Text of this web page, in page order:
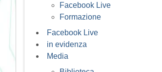
Facebook Live
Formazione
Facebook Live
in evidenza
Media